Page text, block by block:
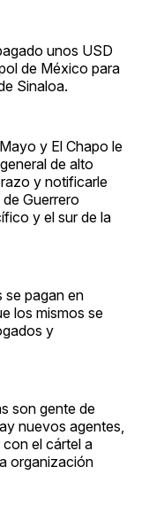
unos USD
de México para
Sinaloa.
y El Chapo le
de alto
y notificarle
Guerrero
y el sur de la
se pagan en
los mismos se
y
son gente de
nuevos agentes,
el cártel a
organización